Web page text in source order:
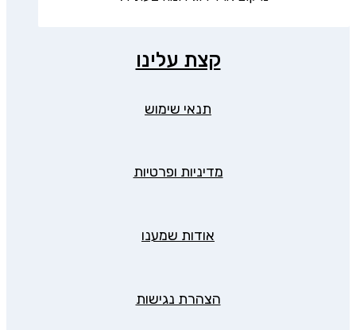
קצת עלינו
תנאי שימוש
מדיניות ופרטיות
אודות שמענו
הצהרת נגישות